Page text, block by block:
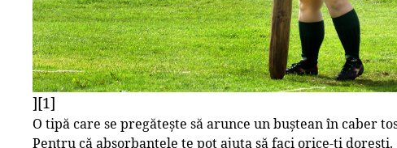
][1]
O tipă care se pregătește să arunce un buștean în caber
Pentru că absorbantele te pot ajuta să faci orice-ți dorești.